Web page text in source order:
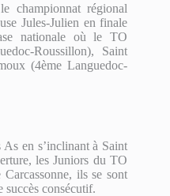
championnat régional
Jules-Julien en finale
nationale où le TO
Roussillon), Saint
(4ème Languedoc-
en s’inclinant à Saint
les Juniors du TO
ils se sont
succès consécutif.